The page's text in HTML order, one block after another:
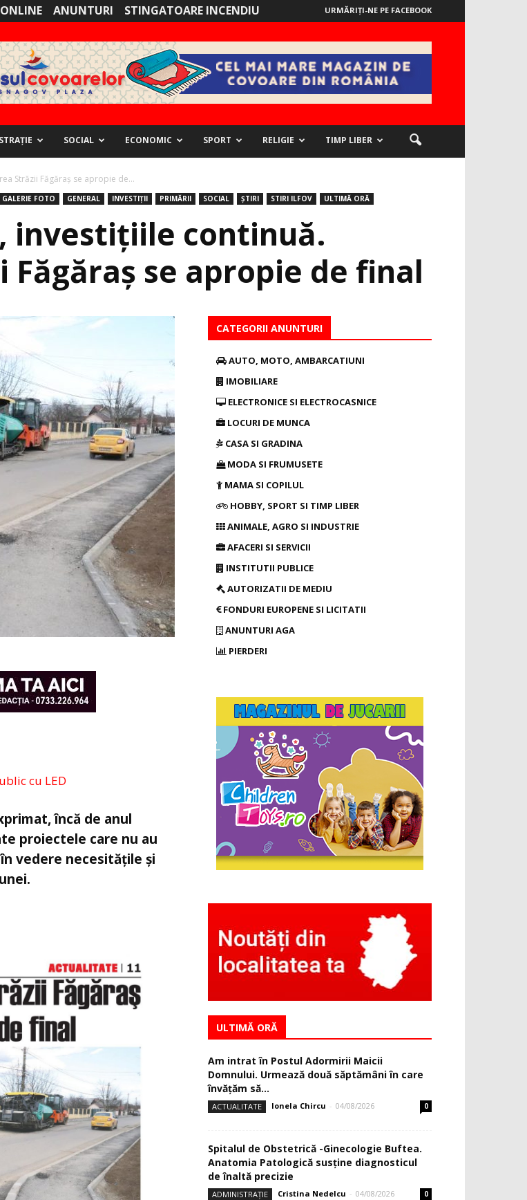
ANUNTURI STINGATOARE INCENDIU URMĂRIȚI-NE PE FACEBOOK
SOCIAL ECONOMIC SPORT RELIGIE TIMP LIBER
Străzii Făgăraş se apropie de...
GALERIE FOTO GENERAL INVESTIȚII PRIMĂRII SOCIAL ȘTIRI STIRI ILFOV ULTIMĂ ORĂ
investițiile continuă.
se apropie de final
cu LED
încă de anul
proiectele care nu au
vedere necesitățile și
CATEGORII ANUNTURI
AUTO, MOTO, AMBARCATIUNI
IMOBILIARE
ELECTRONICE SI ELECTROCASNICE
LOCURI DE MUNCA
CASA SI GRADINA
MODA SI FRUMUSETE
MAMA SI COPILUL
HOBBY, SPORT SI TIMP LIBER
ANIMALE, AGRO SI INDUSTRIE
AFACERI SI SERVICII
INSTITUTII PUBLICE
AUTORIZATII DE MEDIU
FONDURI EUROPENE SI LICITATII
ANUNTURI AGA
PIERDERI
ULTIMĂ ORĂ
Am intrat în Postul Adormirii Maicii
Domnului. Urmează două săptămâni în care
învăţăm să...
ACTUALITATE Ionela Chircu - 04/08/2026 0
Spitalul de Obstetrică -Ginecologie Buftea.
Anatomia Patologică susţine diagnosticul
de înaltă precizie
ADMINISTRAȚIE Cristina Nedelcu - 04/08/2026 0